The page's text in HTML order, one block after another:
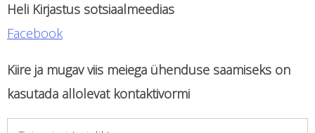
Heli Kirjastus sotsiaalmeedias
Facebook
Kiire ja mugav viis meiega ühenduse saamiseks on
kasutada allolevat kontaktivormi